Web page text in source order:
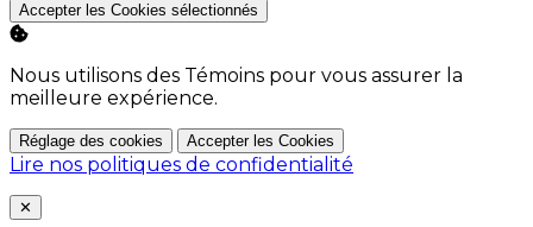
Accepter les Cookies sélectionnés
Nous utilisons des Témoins pour vous assurer la
meilleure expérience.
Réglage des cookies Accepter les Cookies
Lire nos politiques de confidentialité
Close
✕